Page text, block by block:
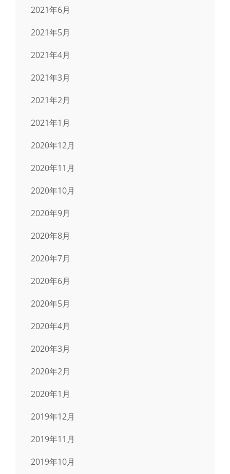
2021年6月
2021年5月
2021年4月
2021年3月
2021年2月
2021年1月
2020年12月
2020年11月
2020年10月
2020年9月
2020年8月
2020年7月
2020年6月
2020年5月
2020年4月
2020年3月
2020年2月
2020年1月
2019年12月
2019年11月
2019年10月